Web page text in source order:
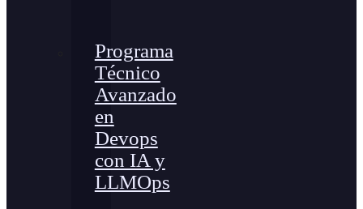
Programa
Técnico
Avanzado
en
Devops
con IA y
LLMOps